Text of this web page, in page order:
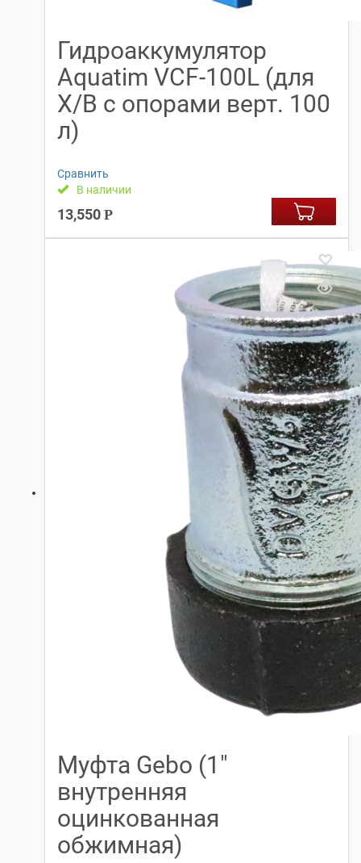
Гидроаккумулятор
Aquatim VCF-100L (для
Х/В с опорами верт. 100
л)
Сравнить
В наличии
13,550 Р
Муфта Gebo (1″
внутренняя
оцинкованная
обжимная)